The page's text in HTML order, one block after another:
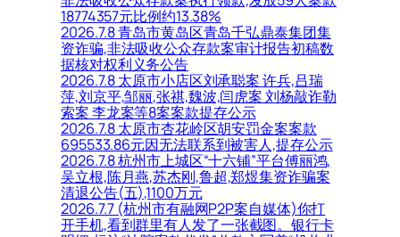
18774357元比例约13.38%
2026.7.8 青岛市黄岛区青岛千弘鼎泰集团集
资诈骗,非法吸收公众存款案审计报告初稿数
据核对权利义务公告
2026.7.8 太原市小店区刘承聪案 许兵,吕瑞
萍,刘京平,邹丽,张祺,魏波,闫虎案 刘杨敲诈勒
索案 李龙案等8案案款提存公示
2026.7.8 太原市杏花岭区胡安罚金案案款
695533.86元因无法联系到被害人,提存公示
2026.7.8 杭州市上城区“十六铺”平台傅丽鸿,
吴立根,陈月燕,苏杰刚,鲁超,郑煜集资诈骗案
清退公告(五),1100万元
2026.7.7 (杭州市有融网P2P案自媒体)你打
开手机,看到群里有人发了一张截图。银行卡